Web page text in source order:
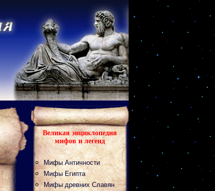
Великая энциклопедия
мифов и легенд
Мифы Античности
Мифы Египта
Мифы древних Славян